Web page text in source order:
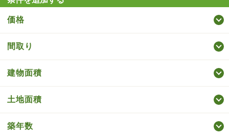
価格
間取り
建物面積
土地面積
築年数